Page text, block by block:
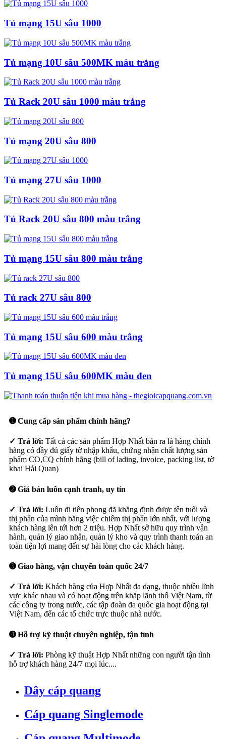
Tủ mạng 15U sâu 1000
Tủ mạng 10U sâu 500MK màu trắng
Tủ Rack 20U sâu 1000 màu trắng
Tủ mạng 20U sâu 800
Tủ mạng 27U sâu 1000
Tủ Rack 20U sâu 800 màu trắng
Tủ mạng 15U sâu 800 màu trắng
Tủ rack 27U sâu 800
Tủ mạng 15U sâu 600 màu trắng
Tủ mạng 15U sâu 600MK màu đen
➊ Cung cấp sản phẩm chính hãng?
✓ Trả lời: Tất cả các sản phẩm Hợp Nhất bán ra là hàng chính
hãng có đầy đủ giấy tờ nhập khẩu, chứng nhận chất lượng sản
phẩm CO,CQ chính hãng (bill of lading, invoice, packing list, tờ
khai Hải Quan)
➋ Giá bán luôn cạnh tranh, uy tín
✓ Trả lời: Luôn đi tiên phong đã khẳng định được tên tuổi và
thị phần của mình bằng việc chiếm thị phần lớn nhất, với lượng
khách hàng lên tới hơn 2 triệu. Hợp Nhất sở hữu quy trình vận
hành, quản lý giao nhận, quản lý kho và quy trình thanh toán an
toàn tiện lợi mang đến sự hài lòng cho các khách hàng.
➌ Giao hàng, vận chuyển toàn quốc 24/7
✓ Trả lời: Khách hàng của Hợp Nhất đa dạng, thuộc nhiều lĩnh
vực khác nhau và có hoạt động trên khắp lãnh thổ Việt Nam, từ
các công ty trong nước, các tập đoàn đa quốc gia hoạt động tại
Việt Nam, đến các tổ chức trực thuộc nhà nước.
➍ Hỗ trợ kỹ thuật chuyên nghiệp, tận tình
✓ Trả lời: Phòng kỹ thuật Hợp Nhất những con người tận tình
hỗ trợ khách hàng 24/7 mọi lúc....
Dây cáp quang
Cáp quang Singlemode